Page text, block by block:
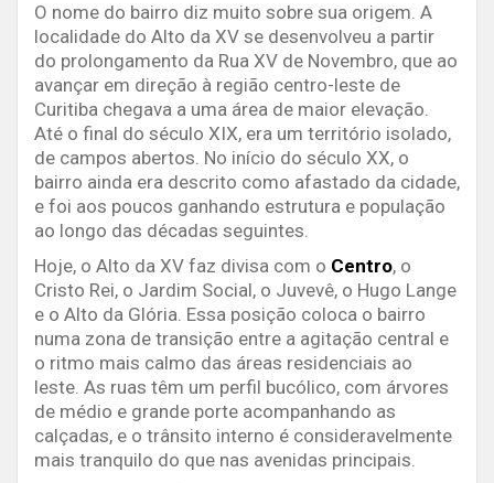
O nome do bairro diz muito sobre sua origem. A
localidade do Alto da XV se desenvolveu a partir
do prolongamento da Rua XV de Novembro, que ao
avançar em direção à região centro-leste de
Curitiba chegava a uma área de maior elevação.
Até o final do século XIX, era um território isolado,
de campos abertos. No início do século XX, o
bairro ainda era descrito como afastado da cidade,
e foi aos poucos ganhando estrutura e população
ao longo das décadas seguintes.
Hoje, o Alto da XV faz divisa com o Centro, o
Cristo Rei, o Jardim Social, o Juvevê, o Hugo Lange
e o Alto da Glória. Essa posição coloca o bairro
numa zona de transição entre a agitação central e
o ritmo mais calmo das áreas residenciais ao
leste. As ruas têm um perfil bucólico, com árvores
de médio e grande porte acompanhando as
calçadas, e o trânsito interno é consideravelmente
mais tranquilo do que nas avenidas principais.